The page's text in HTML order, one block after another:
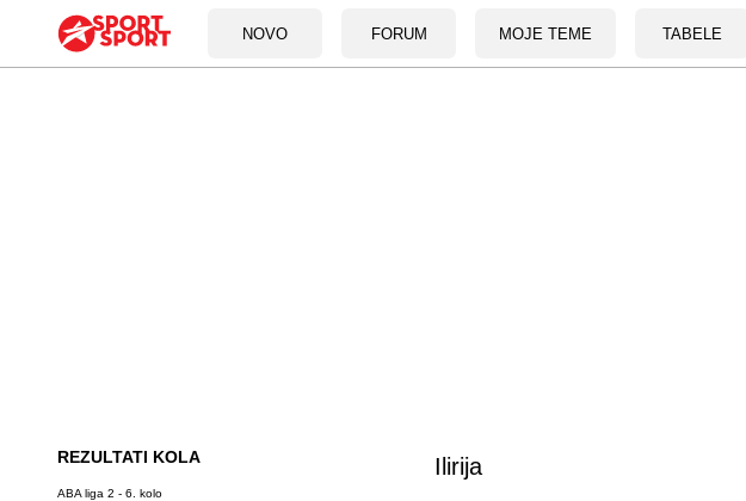
NOVO FORUM MOJE TEME TABELE
REZULTATI KOLA
ABA liga 2 - 6. kolo
Ilirija